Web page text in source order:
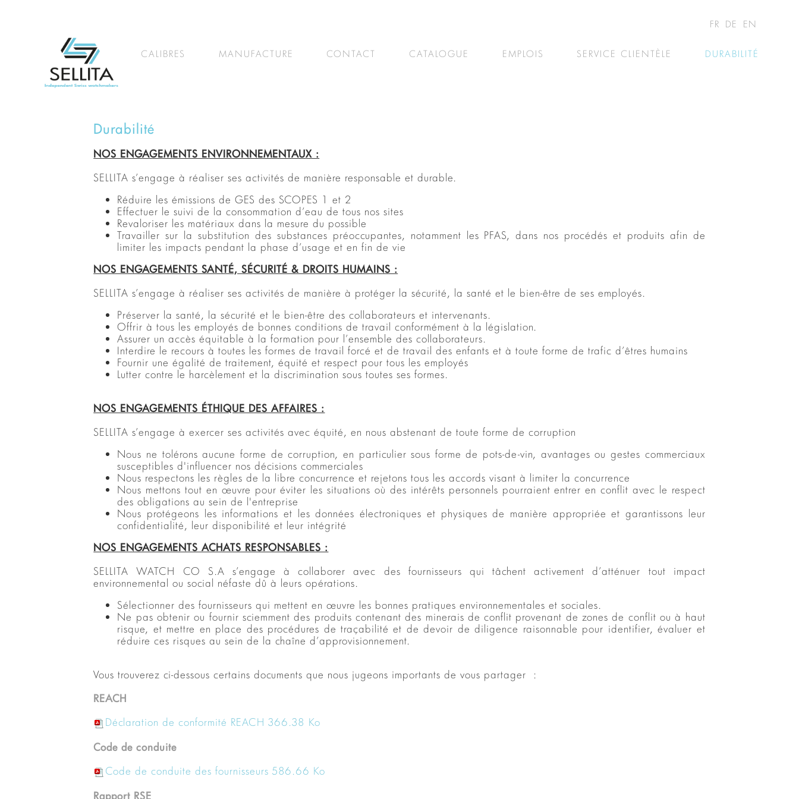
FR DE EN
CALIBRES MANUFACTURE CONTACT CATALOGUE EMPLOIS SERVICE CLIENTÈLE DURABILITÉ
Durabilité
NOS ENGAGEMENTS ENVIRONNEMENTAUX :
SELLITA s’engage à réaliser ses activités de manière responsable et durable.
Réduire les émissions de GES des SCOPES 1 et 2
Effectuer le suivi de la consommation d’eau de tous nos sites
Revaloriser les matériaux dans la mesure du possible
Travailler sur la substitution des substances préoccupantes, notamment les PFAS, dans nos procédés et produits afin de
limiter les impacts pendant la phase d’usage et en fin de vie
NOS ENGAGEMENTS SANTÉ, SÉCURITÉ & DROITS HUMAINS :
SELLITA s’engage à réaliser ses activités de manière à protéger la sécurité, la santé et le bien-être de ses employés.
Préserver la santé, la sécurité et le bien-être des collaborateurs et intervenants.
Offrir à tous les employés de bonnes conditions de travail conformément à la législation.
Assurer un accès équitable à la formation pour l’ensemble des collaborateurs.
Interdire le recours à toutes les formes de travail forcé et de travail des enfants et à toute forme de trafic d’êtres humains
Fournir une égalité de traitement, équité et respect pour tous les employés
Lutter contre le harcèlement et la discrimination sous toutes ses formes.
NOS ENGAGEMENTS ÉTHIQUE DES AFFAIRES :
SELLITA s’engage à exercer ses activités avec équité, en nous abstenant de toute forme de corruption
Nous ne tolérons aucune forme de corruption, en particulier sous forme de pots-de-vin, avantages ou gestes commerciaux
susceptibles d'influencer nos décisions commerciales
Nous respectons les règles de la libre concurrence et rejetons tous les accords visant à limiter la concurrence
Nous mettons tout en œuvre pour éviter les situations où des intérêts personnels pourraient entrer en conflit avec le respect
des obligations au sein de l'entreprise
Nous protégeons les informations et les données électroniques et physiques de manière appropriée et garantissons leur
confidentialité, leur disponibilité et leur intégrité
NOS ENGAGEMENTSACHATS RESPONSABLES :
SELLITA WATCH CO S.A s’engage à collaborer avec des fournisseurs qui tâchent activement d’atténuer tout impact
environnemental ou social néfaste dû à leurs opérations.
Sélectionner des fournisseurs qui mettent en œuvre les bonnes pratiques environnementales et sociales.
Ne pas obtenir ou fournir sciemment des produits contenant des minerais de conflit provenant de zones de conflit ou à haut
risque, et mettre en place des procédures de traçabilité et de devoir de diligence raisonnable pour identifier, évaluer et
réduire ces risques au sein de la chaîne d’approvisionnement.
Vous trouverez ci-dessous certains documents que nous jugeons importants de vous partager :
REACH
Déclaration de conformité REACH 366.38 Ko
Code de conduite
Code de conduite des fournisseurs 586.66 Ko
Rapport RSE